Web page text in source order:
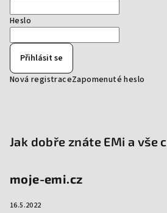
Heslo
Přihlásit se
Nová registraceZapomenuté heslo
Jak dobře znáte EMi a vše
moje-emi.cz
16.5.2022